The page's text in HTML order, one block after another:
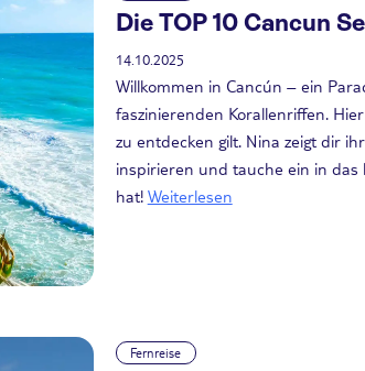
Die TOP 10 Cancun
14.10.2025
Willkommen in Cancún – ein
faszinierenden Korallenriffen.
zu entdecken gilt. Nina zeigt dir
inspirieren und tauche ein in das
hat! Weiterlesen
Fernreise